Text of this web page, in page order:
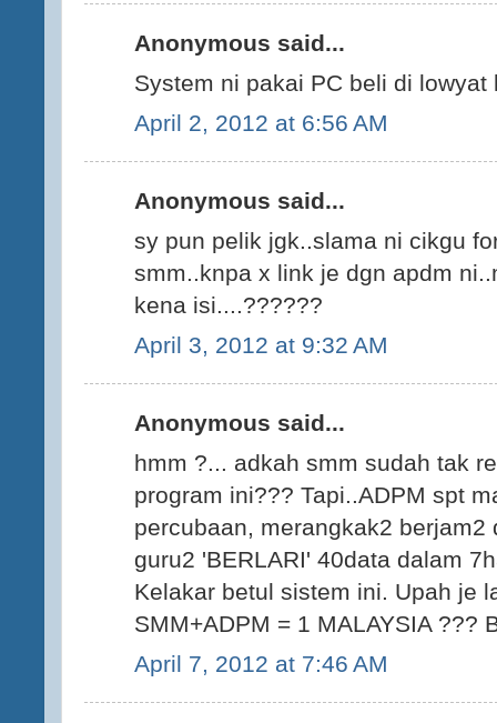
Anonymous said...
System ni pakai PC beli di lowyat
April 2, 2012 at 6:56 AM
Anonymous said...
sy pun pelik jgk..slama ni cikgu
smm..knpa x link je dgn apdm
kena isi....??????
April 3, 2012 at 9:32 AM
Anonymous said...
hmm ?... adkah smm sudah tak
program ini??? Tapi..ADPM spt
percubaan, merangkak2
guru2 'BERLARI' 40data dalam
Kelakar betul sistem ini. Upah je
SMM+ADPM = 1 MALAYSIA ???
April 7, 2012 at 7:46 AM